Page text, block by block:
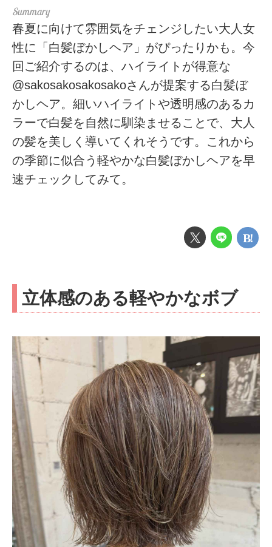
春夏に向けて雰囲気をチェンジしたい大人女
性に「白髪ぼかしヘア」がぴったりかも。今
回ご紹介するのは、ハイライトが得意な
@sakosakosakosakoさんが提案する白髪ぼ
かしヘア。細いハイライトや透明感のあるカ
ラーで白髪を自然に馴染ませることで、大人
の髪を美しく導いてくれそうです。これから
の季節に似合う軽やかな白髪ぼかしヘアを早
速チェックしてみて。
立体感のある軽やかなボブ